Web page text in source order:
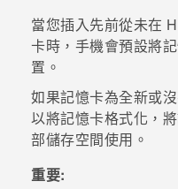
優惠專區
焦點訊息
校園專案
銷售門市
銷售通路
支援服務
VIVELAND
當您插入先前從未在
卡時，手機會預設將
置。
如果記憶卡為全新或
以將記憶卡格式化，
部儲存空間使用。
重要: